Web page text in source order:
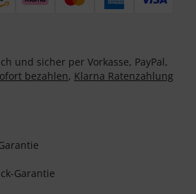
und sicher per Vorkasse, PayPal,
bezahlen, Klarna Ratenzahlung
Garantie